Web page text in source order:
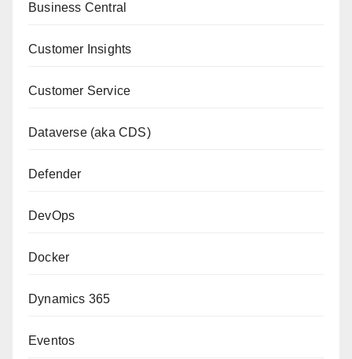
Business Central
Customer Insights
Customer Service
Dataverse (aka CDS)
Defender
DevOps
Docker
Dynamics 365
Eventos